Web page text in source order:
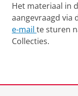
Het materiaal in
aangevraagd via
e-mail te sturen
Collecties.